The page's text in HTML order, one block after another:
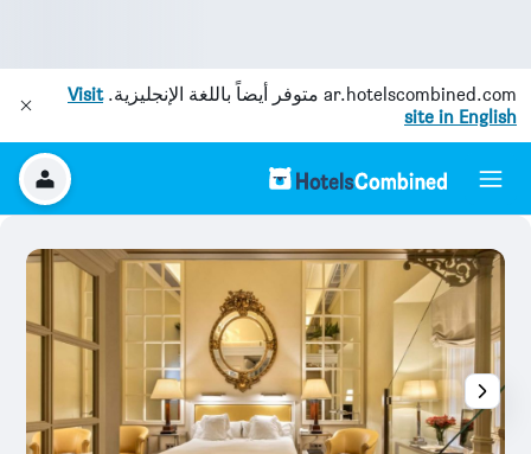
ar.hotelscombined.com متوفر أيضاً باللغة الإنجليزية.Visit
site in English